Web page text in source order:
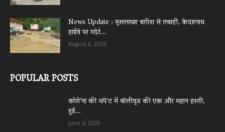
News Update : मूसलाधार बारिश से तबाही, केदारनाथ
हाईवे पर गदेरे...
August 6, 2026
POPULAR POSTS
कोरो’ना की चपे’ट में बॉलीवुड की एक और महान हस्ती,
हुई...
June 6, 2020